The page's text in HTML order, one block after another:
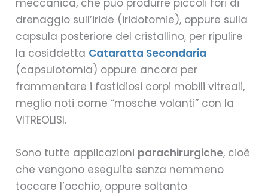
drenaggio sull’iride (iridotomie), oppure sulla
capsula posteriore del cristallino, per ripulire
la cosiddetta Cataratta Secondaria
(capsulotomia) oppure ancora per
frammentare i fastidiosi corpi mobili vitreali,
meglio noti come “mosche volanti” con la
VITREOLISI.
Sono tutte applicazioni parachirurgiche, cioè
che vengono eseguite senza nemmeno
toccare l’occhio, oppure soltanto